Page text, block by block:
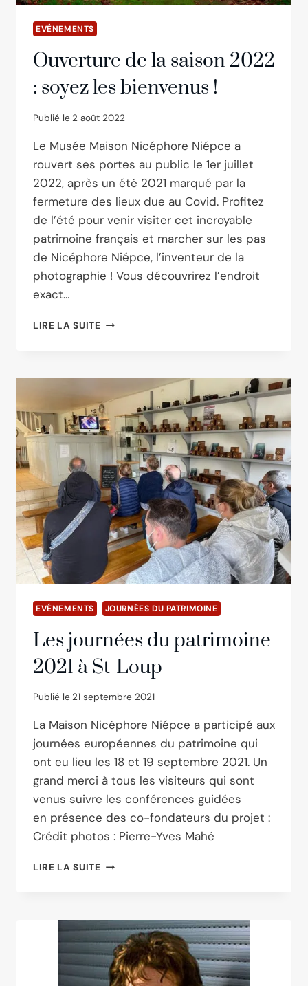
EVÉNEMENTS
Ouverture de la saison 2022
: soyez les bienvenus !
Publié le 2 août 2022
Le Musée Maison Nicéphore Niépce a
rouvert ses portes au public le 1er juillet
2022, après un été 2021 marqué par la
fermeture des lieux due au Covid. Profitez
de l’été pour venir visiter cet incroyable
patrimoine français et marcher sur les pas
de Nicéphore Niépce, l’inventeur de la
photographie ! Vous découvrirez l’endroit
exact…
LIRE LA SUITEOUVERTURE
2022
SOYEZ
LES
BIENVENUS
!
EVÉNEMENTS JOURNÉES DU PATRIMOINE
Les journées du patrimoine
2021 à St-Loup
Publié le 21 septembre 2021
La Maison Nicéphore Niépce a participé aux
journées européennes du patrimoine qui
ont eu lieu les 18 et 19 septembre 2021. Un
grand merci à tous les visiteurs qui sont
venus suivre les conférences guidées
en présence des co-fondateurs du projet :
Crédit photos : Pierre-Yves Mahé
LIRE LA SUITELES
2021
À
ST-
LOUP